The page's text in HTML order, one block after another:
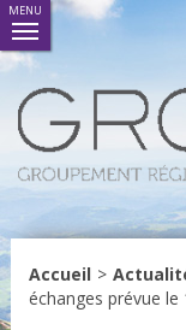
MENU
Accueil >
échanges prévue le